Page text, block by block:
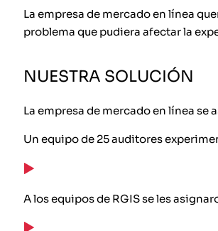
La empresa de mercado en línea
problema que pudiera afectar la
NUESTRA SOLUCIÓN
La empresa de mercado en línea se
Un equipo de 25 auditores
A los equipos de RGIS se les